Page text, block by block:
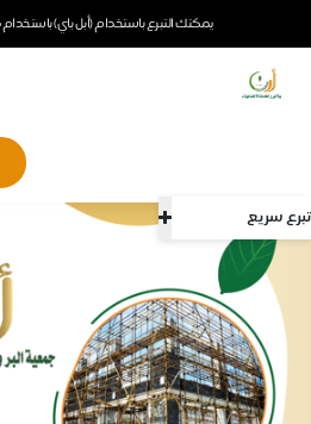
يمكنك التبرع باستخدام (أبل باي)
تبرع سريع